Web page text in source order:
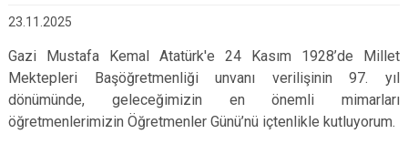
23.11.2025
Gazi Mustafa Kemal Atatürk'e 24 Kasım 1928’de Millet
Mektepleri Başöğretmenliği unvanı verilişinin 97. yıl
dönümünde, geleceğimizin en önemli mimarları
öğretmenlerimizin Öğretmenler Günü’nü içtenlikle kutluyorum.